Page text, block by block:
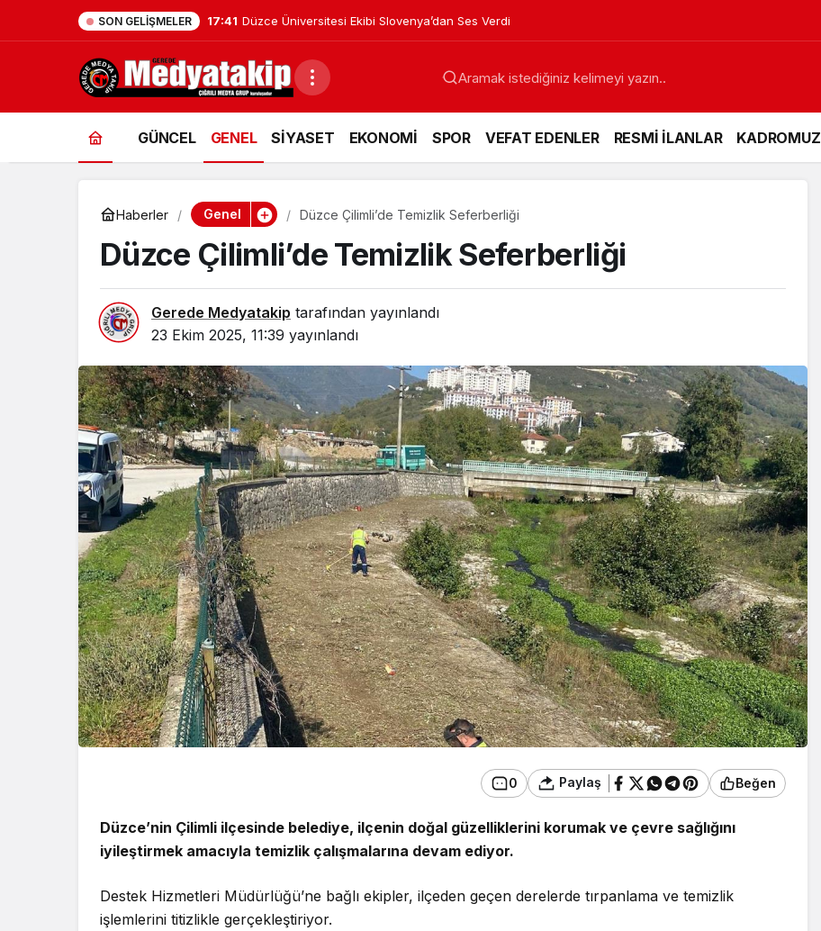
SON GELIŞMELER 17:41 Düzce Üniversitesi Ekibi Slovenya’dan Ses Verdi
GÜNCEL GENEL SİYASET EKONOMİ SPOR VEFAT EDENLER RESMİ İLANLAR KADROMUZ
Haberler Genel Düzce Çilimli’de Temizlik Seferberliği
Düzce Çilimli’de Temizlik Seferberliği
Gerede Medyatakip tarafından yayınlandı
23 Ekim 2025, 11:39 yayınlandı
0 Paylaş Beğen
Düzce’nin Çilimli ilçesinde belediye, ilçenin doğal güzelliklerini korumak ve çevre sağlığını
iyileştirmek amacıyla temizlik çalışmalarına devam ediyor.
Destek Hizmetleri Müdürlüğü’ne bağlı ekipler, ilçeden geçen derelerde tırpanlama ve temizlik
işlemlerini titizlikle gerçekleştiriyor.
Güncel
Bolu’nun Tanınmış İsmi
Mahmut Alan Büyük
Tehlikeyi Önledi
Eğitim
Düzce Üniversitesi Ekibi
Slovenya’dan Ses Verdi